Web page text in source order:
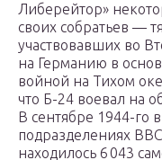
Либерейтор»
своих собратьев —
участвовавших во
на Германию в
войной на Тихом
что Б-24 воевал на
В сентябре 1944-го
подразделениях
находилось 6 043